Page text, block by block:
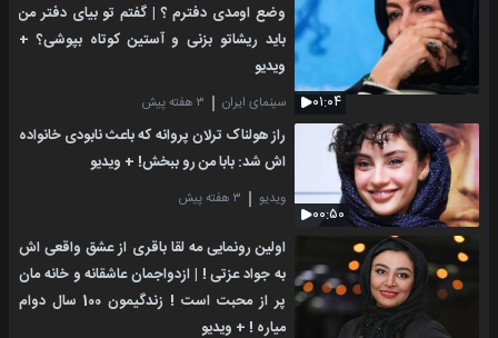
۰۱:۰۴
وضع اومدی دفترم ؟ | گفتم تو بیای دفتر من
باید ریشاتو بزنی و آستین کوتاه بپوشی؟ +
ویدیو
سینمای ایران ۳ هفته پیش
۰۰:۵۰
راز هولناک ترلان پروانه که باعث نابودی خانواده
اش شد: بابا من رو ببخش! + ویدیو
ویدیو ۳ هفته پیش
اولین رونمایی مه لقا باقری از عشق واقعی اش
به جواد عزتی ! | ازدواجمان عاشقانه و خانه مان
پر از محبت است ! زندگیمون 100 سال دوام
میاره ! + ویدیو